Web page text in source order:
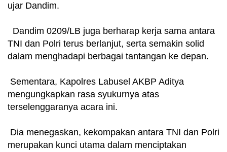
ujar Dandim.
Dandim 0209/LB juga berharap kerja sama antara
TNI dan Polri terus berlanjut, serta semakin solid
dalam menghadapi berbagai tantangan ke depan.
Sementara, Kapolres Labusel AKBP Aditya
mengungkapkan rasa syukurnya atas
terselenggaranya acara ini.
Dia menegaskan, kekompakan antara TNI dan Polri
merupakan kunci utama dalam menciptakan